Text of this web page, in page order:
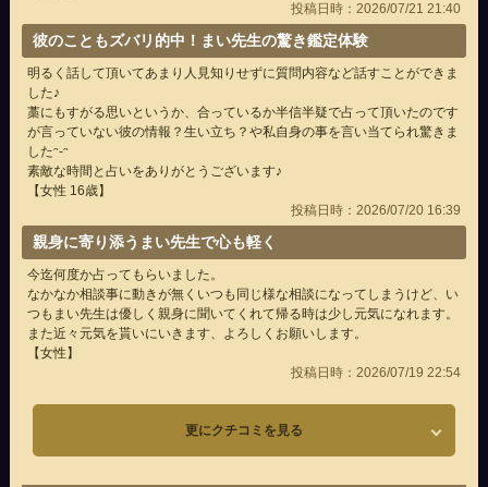
投稿日時：2026/07/21 21:40
彼のこともズバリ的中！まい先生の驚き鑑定体験
明るく話して頂いてあまり人見知りせずに質問内容など話すことができま
した♪
藁にもすがる思いというか、合っているか半信半疑で占って頂いたのです
が言っていない彼の情報？生い立ち？や私自身の事を言い当てられ驚きま
したᵔ-ᵔ
素敵な時間と占いをありがとうございます♪
【女性 16歳】
投稿日時：2026/07/20 16:39
親身に寄り添うまい先生で心も軽く
今迄何度か占ってもらいました。
なかなか相談事に動きが無くいつも同じ様な相談になってしまうけど、い
つもまい先生は優しく親身に聞いてくれて帰る時は少し元気になれます。
また近々元気を貰いにいきます、よろしくお願いします。
【女性】
投稿日時：2026/07/19 22:54
更にクチコミを見る